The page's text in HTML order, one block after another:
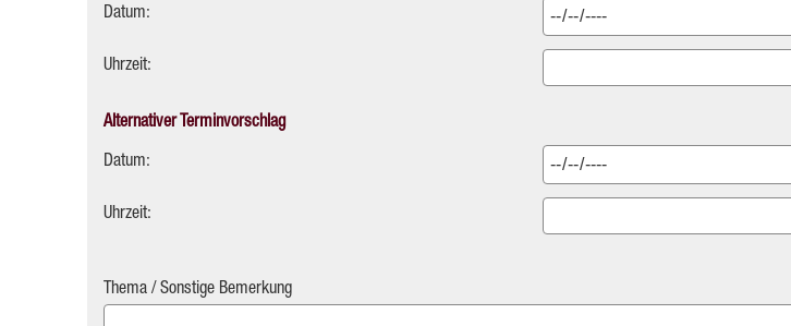
Datum:
Uhrzeit:
Alternativer Terminvorschlag
Datum:
Uhrzeit:
Thema / Sonstige Bemerkung